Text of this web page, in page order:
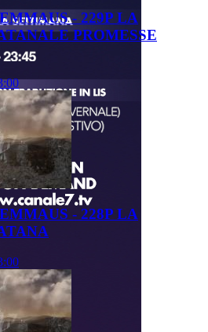
- 229P LA
PROMESSE
- 228P LA